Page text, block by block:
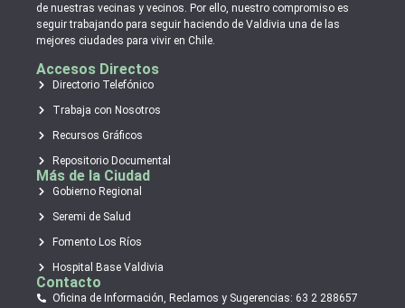
de nuestras vecinas y vecinos. Por ello, nuestro compromiso es
seguir trabajando para seguir haciendo de Valdivia una de las
mejores ciudades para vivir en Chile.
Accesos Directos
Directorio Telefónico
Trabaja con Nosotros
Recursos Gráficos
Repositorio Documental
Más de la Ciudad
Gobierno Regional
Seremi de Salud
Fomento Los Ríos
Hospital Base Valdivia
Contacto
Oficina de Información, Reclamos y Sugerencias: 63 2 288657